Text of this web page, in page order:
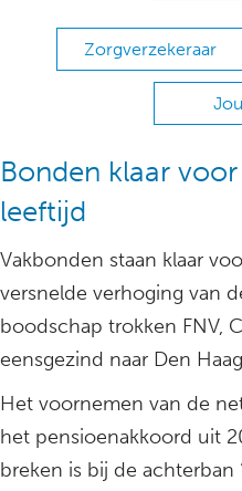
Zorgverzekeraar
Bonden klaar
leeftijd
Vakbonden staan klaar
versnelde verhoging van
boodschap trokken FNV,
eensgezind naar Den
Het voornemen van de
het pensioenakkoord uit
breken is bij de achterban